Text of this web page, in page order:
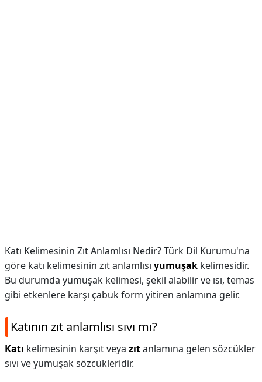
Katı Kelimesinin Zıt Anlamlısı Nedir? Türk Dil Kurumu'na
göre katı kelimesinin zıt anlamlısı yumuşak kelimesidir.
Bu durumda yumuşak kelimesi, şekil alabilir ve ısı, temas
gibi etkenlere karşı çabuk form yitiren anlamına gelir.
Katının zıt anlamlısı sıvı mı?
Katı kelimesinin karşıt veya zıtanlamına gelen sözcükler
sıvı ve yumuşak sözcükleridir.